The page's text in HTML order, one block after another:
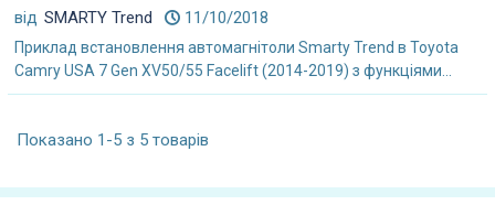
від SMARTY Trend 11/10/2018
Приклад встановлення автомагнітоли Smarty Trend в Toyota
Camry USA 7 Gen XV50/55 Facelift (2014-2019) з функціями...
Показано 1-5 з 5 товарів